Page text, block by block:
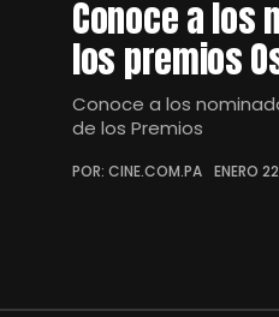
Conoce a los
los premios
Conoce a los
de los Premios
POR: CINE.COM.PA ENERO